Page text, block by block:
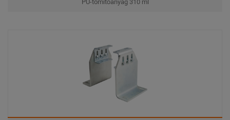
PU-tömítőanyag 310 ml